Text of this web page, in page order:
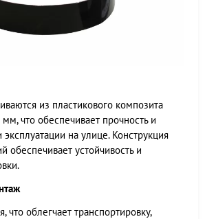
из пластикового композита
что обеспечивает прочность и
эксплуатации на улице. Конструкция
обеспечивает устойчивость и
что облегчает транспортировку,